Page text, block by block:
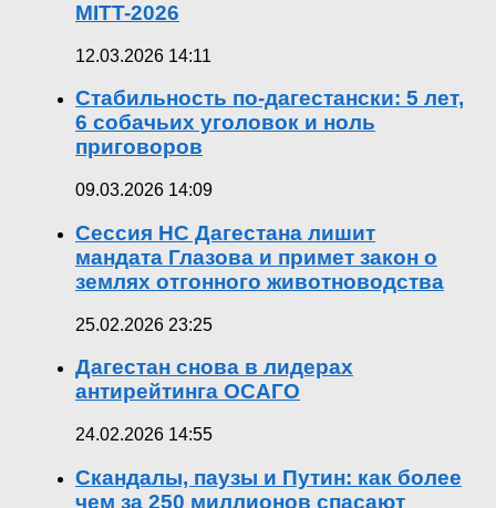
MITT-2026
12.03.2026 14:11
Стабильность по-дагестански: 5 лет,
6 собачьих уголовок и ноль
приговоров
09.03.2026 14:09
Сессия НС Дагестана лишит
мандата Глазова и примет закон о
землях отгонного животноводства
25.02.2026 23:25
Дагестан снова в лидерах
антирейтинга ОСАГО
24.02.2026 14:55
Скандалы, паузы и Путин: как более
чем за 250 миллионов спасают